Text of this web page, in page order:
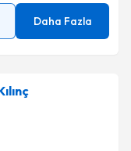
Daha Fazla